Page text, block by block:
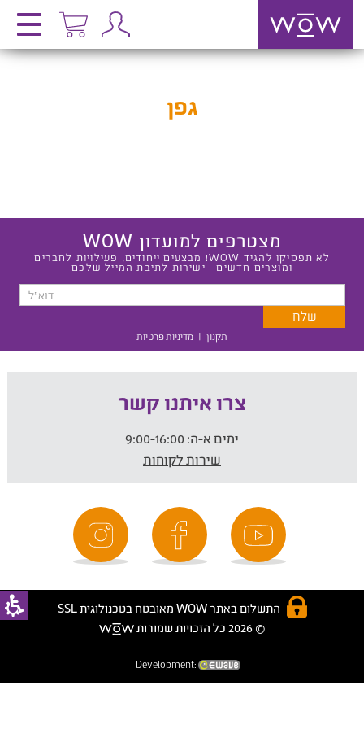
גפן
מצטרפים למועדון WOW
לא תפסיקו להגיד WOW! מבצעים ייחודים, פעילויות לחברים
ומוצרים חדשים - ישירות לתיבת המייל שלכם
תקנון | מדיניות פרטיות
צרו איתנו קשר
ימים א-ה:
שירות לקוחות
התשלום באתר WOW מאובטח בטכנולוגית SSL
© 2026 כל הזכויות שמורות
Development: